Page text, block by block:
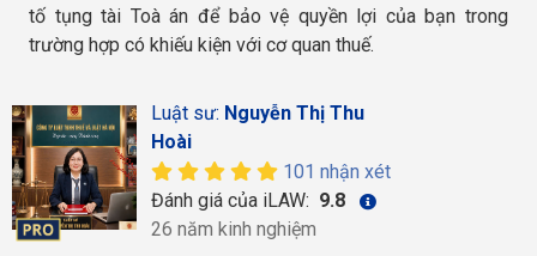
tố tụng tài Toà án để bảo vệ quyền lợi của bạn trong
trường hợp có khiếu kiện với cơ quan thuế.
Luật sư: Nguyễn Thị Thu
Hoài
101 nhận xét
Đánh giá của iLAW: 9.8
26 năm kinh nghiệm